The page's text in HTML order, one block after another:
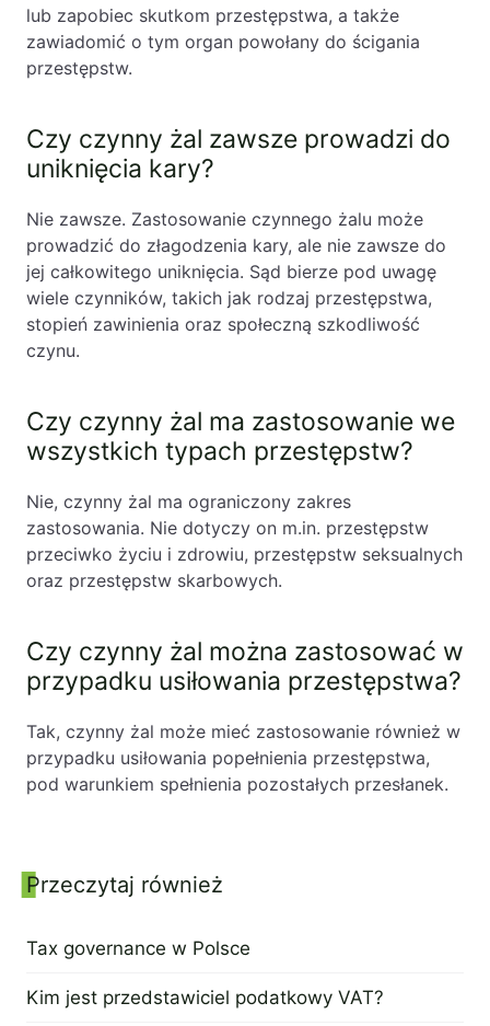
lub zapobiec skutkom przestępstwa, a także
zawiadomić o tym organ powołany do ścigania
przestępstw.
Czy czynny żal zawsze prowadzi do
uniknięcia kary?
Nie zawsze. Zastosowanie czynnego żalu może
prowadzić do złagodzenia kary, ale nie zawsze do
jej całkowitego uniknięcia. Sąd bierze pod uwagę
wiele czynników, takich jak rodzaj przestępstwa,
stopień zawinienia oraz społeczną szkodliwość
czynu.
Czy czynny żal ma zastosowanie we
wszystkich typach przestępstw?
Nie, czynny żal ma ograniczony zakres
zastosowania. Nie dotyczy on m.in. przestępstw
przeciwko życiu i zdrowiu, przestępstw seksualnych
oraz przestępstw skarbowych.
Czy czynny żal można zastosować w
przypadku usiłowania przestępstwa?
Tak, czynny żal może mieć zastosowanie również w
przypadku usiłowania popełnienia przestępstwa,
pod warunkiem spełnienia pozostałych przesłanek.
Panel boczny
Przeczytaj również
Tax governance w Polsce
Kim jest przedstawiciel podatkowy VAT?